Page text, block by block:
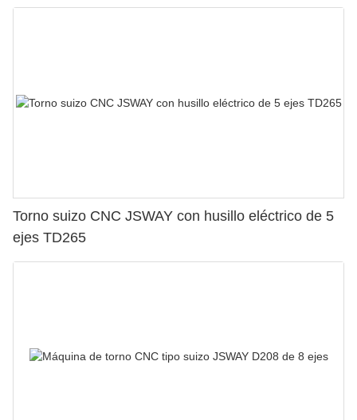
Torno suizo CNC JSWAY con husillo eléctrico de 5
ejes TD265